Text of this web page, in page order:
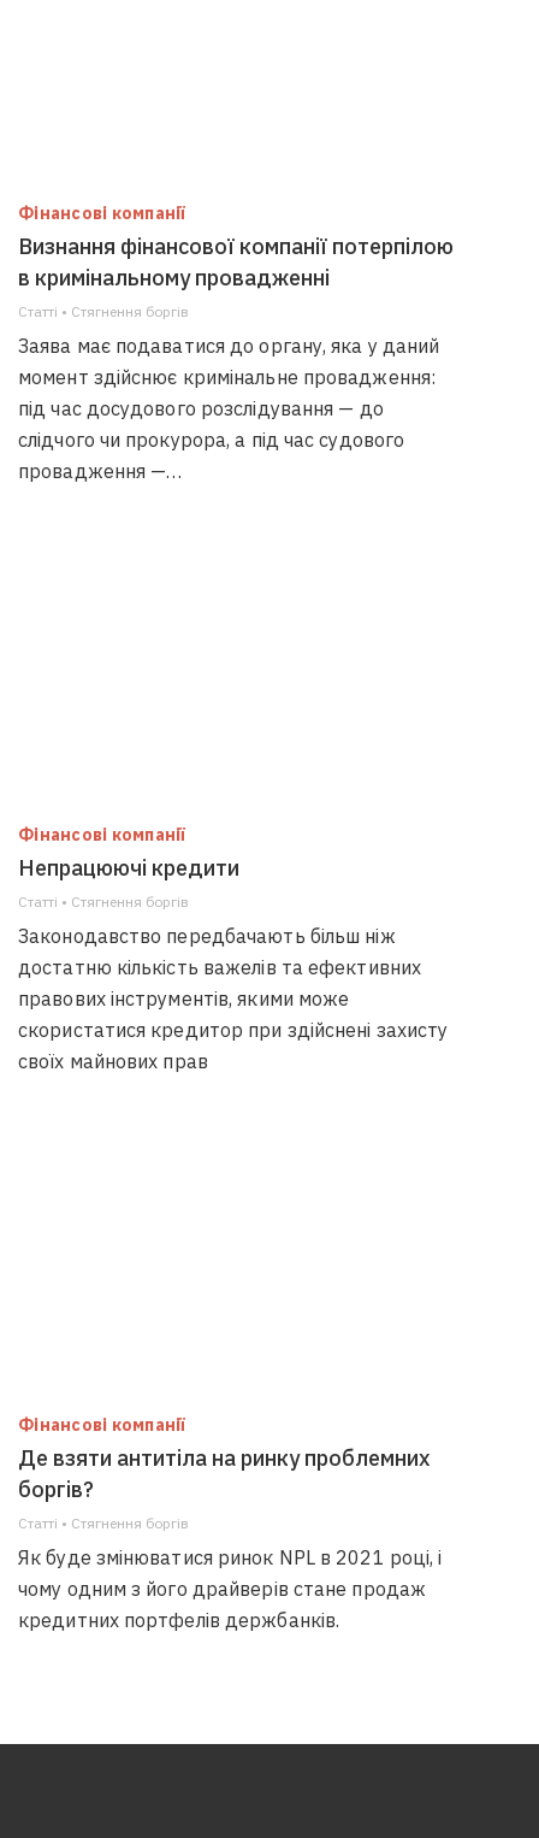
Фінансові компанії
Визнання фінансової компанії потерпілою
в кримінальному провадженні
Статті • Стягнення боргiв
Заява має подаватися до органу, яка у даний
момент здійснює кримінальне провадження:
під час досудового розслідування — до
слідчого чи прокурора, а під час судового
провадження —…
Фінансові компанії
Непрацюючі кредити
Статті • Стягнення боргiв
Законодавство передбачають більш ніж
достатню кількість важелів та ефективних
правових інструментів, якими може
скористатися кредитор при здійснені захисту
своїх майнових прав
Фінансові компанії
Де взяти антитіла на ринку проблемних
боргів?
Статті • Стягнення боргiв
Як буде змінюватися ринок NPL в 2021 році, і
чому одним з його драйверів стане продаж
кредитних портфелів держбанків.